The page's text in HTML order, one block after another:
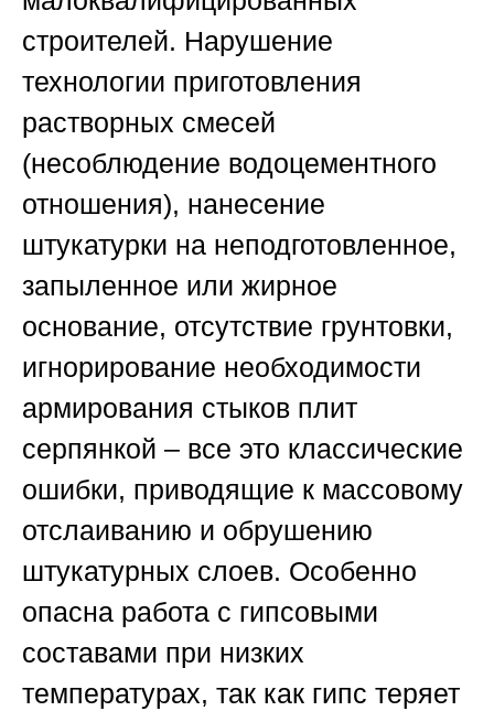
строителей. Нарушение
технологии приготовления
растворных смесей
(несоблюдение водоцементного
отношения), нанесение
штукатурки на неподготовленное,
запыленное или жирное
основание, отсутствие грунтовки,
игнорирование необходимости
армирования стыков плит
серпянкой – все это классические
ошибки, приводящие к массовому
отслаиванию и обрушению
штукатурных слоев. Особенно
опасна работа с гипсовыми
составами при низких
температурах, так как гипс теряет